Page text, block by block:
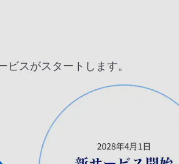
スがスタートします。